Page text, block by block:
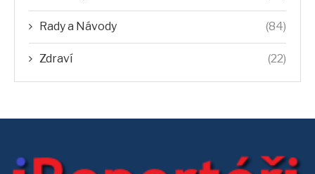
Rady a Návody (84)
Zdraví (22)